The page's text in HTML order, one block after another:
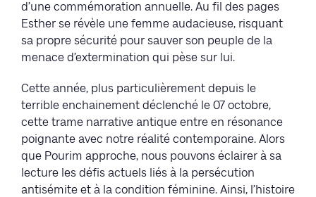
d’une commémoration annuelle. Au fil des pages
Esther se révèle une femme audacieuse, risquant
sa propre sécurité pour sauver son peuple de la
menace d’extermination qui pèse sur lui.
Cette année, plus particulièrement depuis le
terrible enchainement déclenché le 07 octobre,
cette trame narrative antique entre en résonance
poignante avec notre réalité contemporaine. Alors
que Pourim approche, nous pouvons éclairer à sa
lecture les défis actuels liés à la persécution
antisémite et à la condition féminine. Ainsi, l’histoire